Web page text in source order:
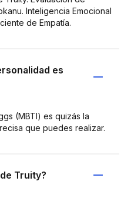
Inteligencia Emocional
de Empatía.
es
(MBTI) es quizás la
que puedes realizar.
Truity?